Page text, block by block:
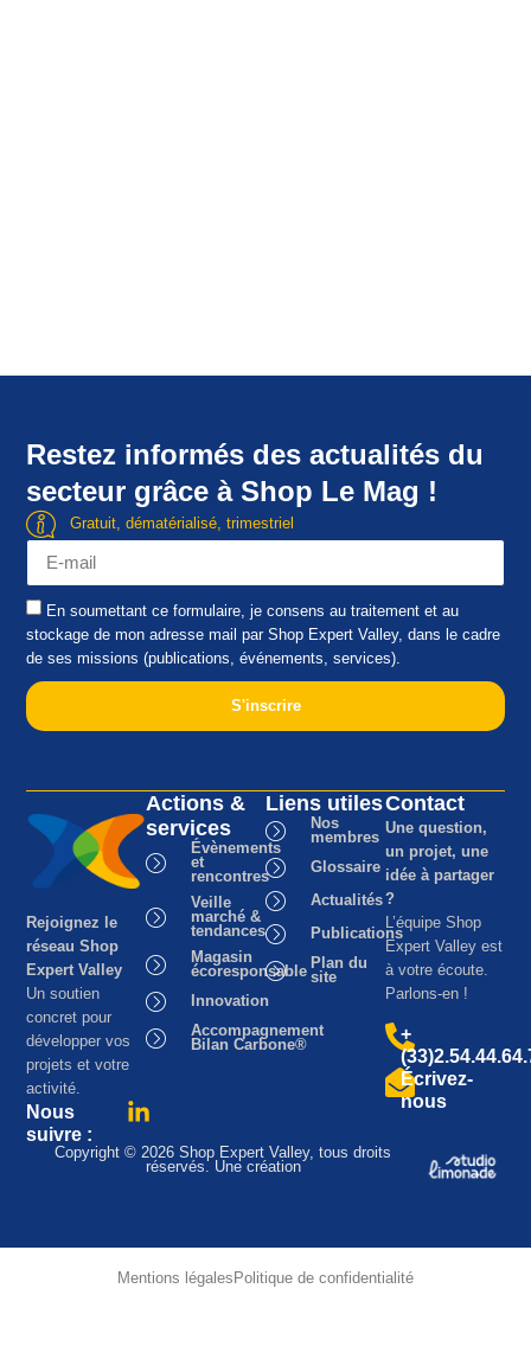
Restez informés des actualités du
secteur grâce à Shop Le Mag !
Gratuit, dématérialisé, trimestriel
En soumettant ce formulaire, je consens au traitement et au
stockage de mon adresse mail par Shop Expert Valley, dans le cadre
de ses missions (publications, événements, services).
S'inscrire
Rejoignez le
réseau Shop
Expert Valley
Un soutien
concret pour
développer vos
projets et votre
activité.
Nous
suivre :
Actions &
services
Évènements
et
rencontres
Veille
marché &
tendances
Magasin
écoresponsable
Innovation
Accompagnement
Bilan Carbone®
Liens utiles
Nos
membres
Glossaire
Actualités
Publications
Plan du
site
Contact
Une question,
un projet, une
idée à partager
?
L’équipe Shop
Expert Valley est
à votre écoute.
Parlons-en !
+
Écrivez-
nous
Copyright © 2026 Shop Expert Valley, tous droits
réservés. Une création
Mentions légales Politique de confidentialité